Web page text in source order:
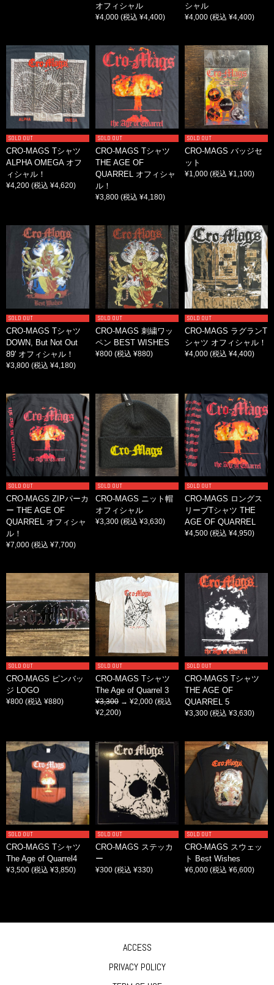
オフィシャル
¥4,000 (税込 ¥4,400)
シャル
¥4,000 (税込 ¥4,400)
SOLD OUT
CRO-MAGS Tシャツ
ALPHA OMEGA オフ
ィシャル！
¥4,200 (税込 ¥4,620)
SOLD OUT
CRO-MAGS Tシャツ
THE AGE OF
QUARREL オフィシャ
ル！
¥3,800 (税込 ¥4,180)
SOLD OUT
CRO-MAGS バッジセ
ット
¥1,000 (税込 ¥1,100)
SOLD OUT
CRO-MAGS Tシャツ
DOWN, But Not Out
89' オフィシャル！
¥3,800 (税込 ¥4,180)
SOLD OUT
CRO-MAGS 刺繍ワッ
ペン BEST WISHES
¥800 (税込 ¥880)
SOLD OUT
CRO-MAGS ラグランT
シャツ オフィシャル！
¥4,000 (税込 ¥4,400)
SOLD OUT
CRO-MAGS ZIPパーカ
ー THE AGE OF
QUARREL オフィシャ
ル！
¥7,000 (税込 ¥7,700)
SOLD OUT
CRO-MAGS ニット帽
オフィシャル
¥3,300 (税込 ¥3,630)
SOLD OUT
CRO-MAGS ロングス
リーブTシャツ THE
AGE OF QUARREL
¥4,500 (税込 ¥4,950)
SOLD OUT
CRO-MAGS ピンバッ
ジ LOGO
¥800 (税込 ¥880)
SOLD OUT
CRO-MAGS Tシャツ
The Age of Quarrel 3
¥3,300→ ¥2,000 (税込
¥2,200)
SOLD OUT
CRO-MAGS Tシャツ
THE AGE OF
QUARREL 5
¥3,300 (税込 ¥3,630)
SOLD OUT
CRO-MAGS Tシャツ
The Age of Quarrel4
¥3,500 (税込 ¥3,850)
SOLD OUT
CRO-MAGS ステッカ
ー
¥300 (税込 ¥330)
SOLD OUT
CRO-MAGS スウェッ
ト Best Wishes
¥6,000 (税込 ¥6,600)
ACCESS
PRIVACY POLICY